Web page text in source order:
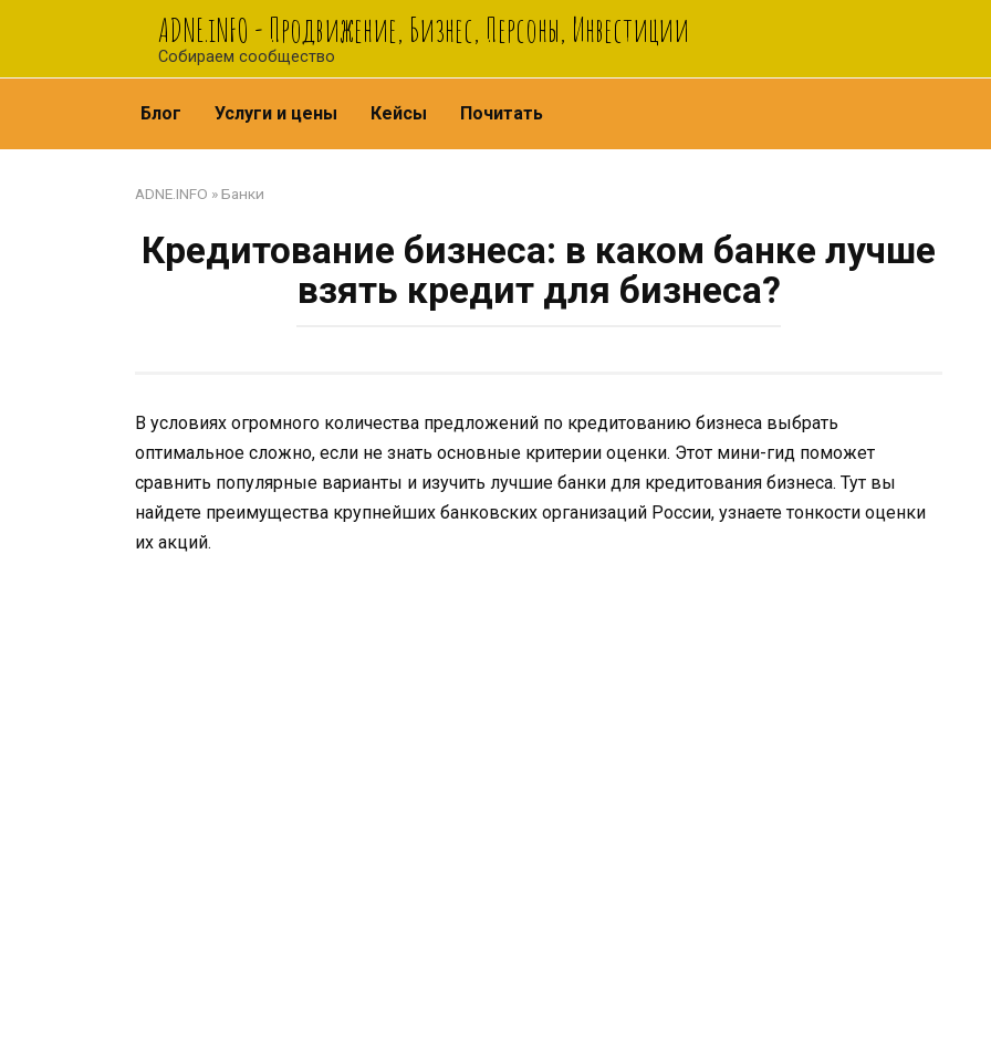
ADNE.iNFO - Продвижение, Бизнес, Персоны, Инвестиции
Собираем сообщество
Блог Услуги и цены Кейсы Почитать
ADNE.INFO »Банки
Кредитование бизнеса: в каком банке лучше
взять кредит для бизнеса?
В условиях огромного количества предложений по кредитованию бизнеса выбрать
оптимальное сложно, если не знать основные критерии оценки. Этот мини-гид поможет
сравнить популярные варианты и изучить лучшие банки для кредитования бизнеса. Тут вы
найдете преимущества крупнейших банковских организаций России, узнаете тонкости оценки
их акций.